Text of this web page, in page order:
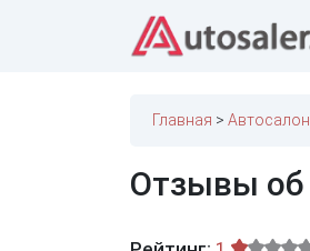
Главная
Отзывы об